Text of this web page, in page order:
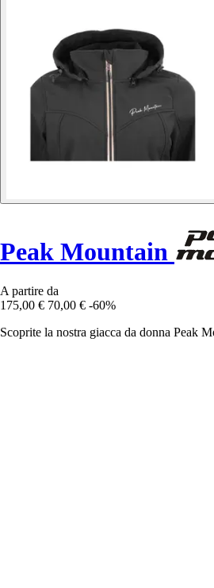
Peak Mountain
A partire da
175,00 € 70,00 € -60%
Scoprite la nostra giacca da donna Peak